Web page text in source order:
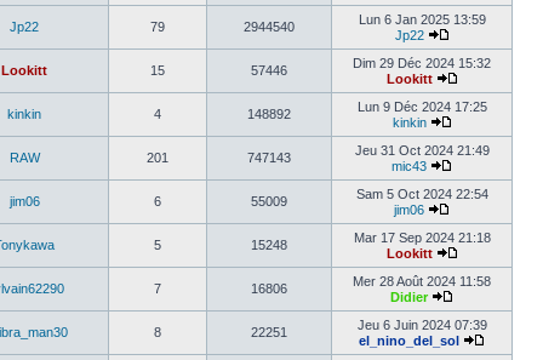
Jp22 79 2944540
Lun 6 Jan 2025 13:59
Jp22
Lookitt 15 57446
Dim 29 Déc 2024 15:32
Lookitt
kinkin 4 148892
Lun 9 Déc 2024 17:25
kinkin
RAW 201 747143
Jeu 31 Oct 2024 21:49
mic43
jim06 6 55009
Sam 5 Oct 2024 22:54
jim06
5 15248
Mar 17 Sep 2024 21:18
Lookitt
7 16806
Mer 28 Août 2024 11:58
Didier
8 22251
Jeu 6 Juin 2024 07:39
el_nino_del_sol